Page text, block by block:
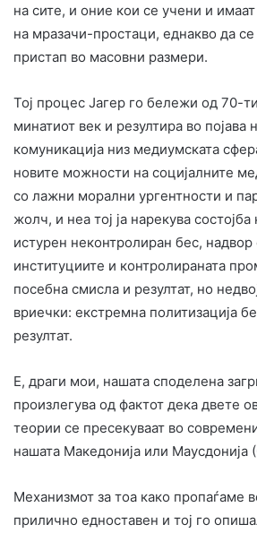
на сите, и оние кои се учени и
на мразачи-простаци, еднакво да се
пристап во масовни размери.
Тој процес Јагер го бележи од 70-
минатиот век и резултира во појава
комуникација низ медиумската
новите можности на социјалните
со лажни морални ургентности и
жолч, и неа тој ја нарекува
истурен неконтролиран бес, надвор
институциите и контролираната
посебна смисла и резултат, но
вриечки: екстремна политизација
резултат.
Е, драги мои, нашата споделена
произлегува од фактот дека двете
теории се пресекуваат во
нашата Македонија или Маусдонија
Механизмот за тоа како пропаѓаме
прилично едноставен и тој го